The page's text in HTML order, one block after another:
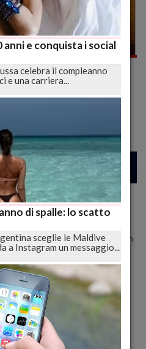
Tra I Fans! Il
Bufala: "E' Un
24 27
10:12
Fornaciari, riportata su un
per qualche ora il panico tra i
a smentire tutto:
anche un 'tiè' e le immancabili
2.700 'mi piace'.
anni e conquista i social
celebra il compleanno
e una carriera...
di spalle: lo scatto
sceglie le Maldive
Instagram un messaggio...